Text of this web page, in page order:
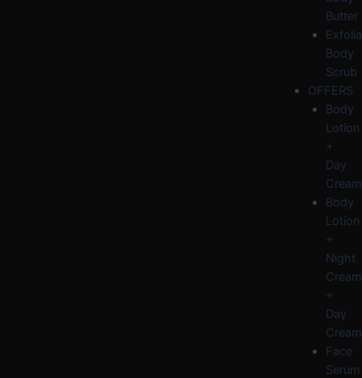
Butter
Body
Scrub
OFFERS
Body
Lotion
+
Day
Cream
Body
Lotion
+
Night
Cream
+
Day
Cream
Face
Serum